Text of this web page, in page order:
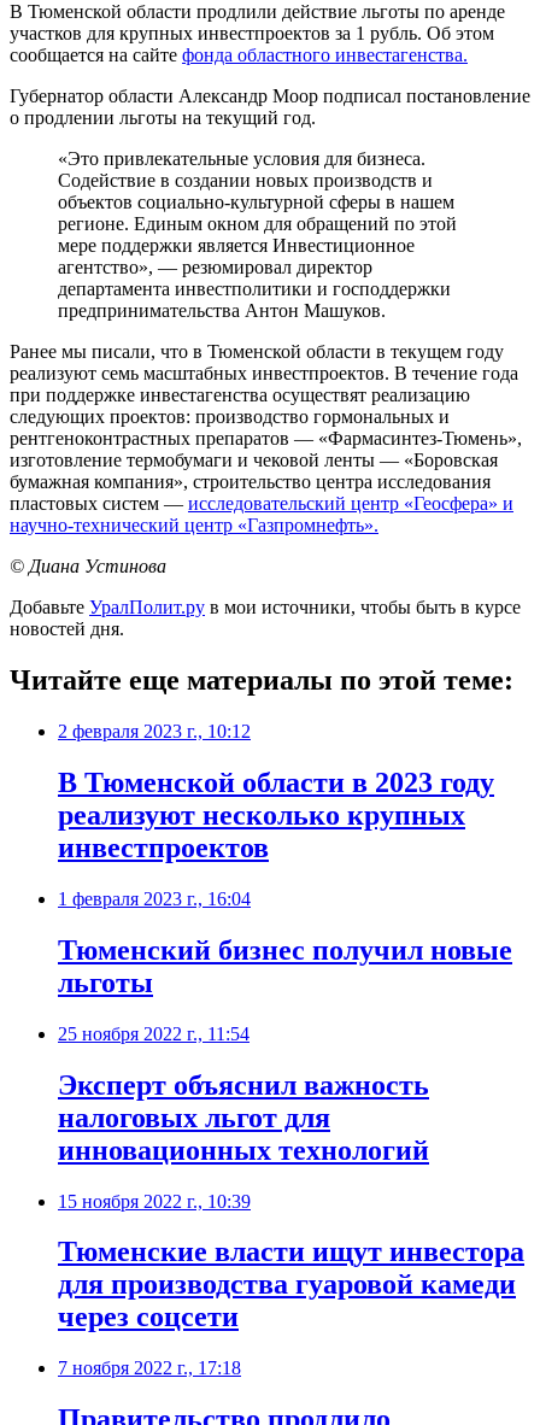
В Тюменской области продлили действие льготы по аренде
участков для крупных инвестпроектов за 1 рубль. Об этом
сообщается на сайте фонда областного инвестагенства.
Губернатор области Александр Моор подписал постановление
о продлении льготы на текущий год.
«Это привлекательные условия для бизнеса.
Содействие в создании новых производств и
объектов социально-культурной сферы в нашем
регионе. Единым окном для обращений по этой
мере поддержки является Инвестиционное
агентство», — резюмировал директор
департамента инвестполитики и господдержки
предпринимательства Антон Машуков.
Ранее мы писали, что в Тюменской области в текущем году
реализуют семь масштабных инвестпроектов. В течение года
при поддержке инвестагенства осуществят реализацию
следующих проектов: производство гормональных и
рентгеноконтрастных препаратов — «Фармасинтез-Тюмень»,
изготовление термобумаги и чековой ленты — «Боровская
бумажная компания», строительство центра исследования
пластовых систем — исследовательский центр «Геосфера» и
научно-технический центр «Газпромнефть».
© Диана Устинова
Добавьте УралПолит.ру в мои источники, чтобы быть в курсе
новостей дня.
Читайте еще материалы по этой теме:
2 февраля 2023 г., 10:12
В Тюменской области в 2023 году
реализуют несколько крупных
инвестпроектов
1 февраля 2023 г., 16:04
Тюменский бизнес получил новые
льготы
25 ноября 2022 г., 11:54
Эксперт объяснил важность
налоговых льгот для
инновационных технологий
15 ноября 2022 г., 10:39
Тюменские власти ищут инвестора
для производства гуаровой камеди
через соцсети
7 ноября 2022 г., 17:18